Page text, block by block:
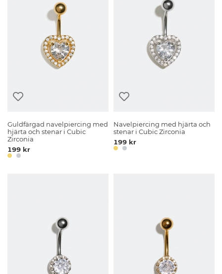
Guldfärgad navelpiercing med
hjärta och stenar i Cubic
Zirconia
199 kr
Navelpiercing med hjärta och
stenar i Cubic Zirconia
199 kr